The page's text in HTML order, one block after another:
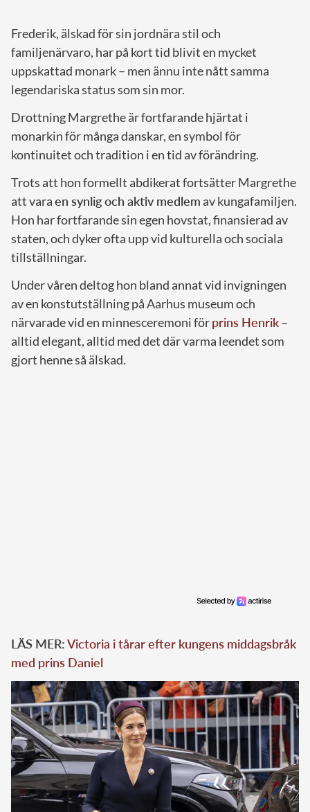
Frederik, älskad för sin jordnära stil och
familjenärvaro, har på kort tid blivit en mycket
uppskattad monark – men ännu inte nått samma
legendariska status som sin mor.
Drottning Margrethe är fortfarande hjärtat i
monarkin för många danskar, en symbol för
kontinuitet och tradition i en tid av förändring.
Trots att hon formellt abdikerat fortsätter Margrethe
att varaen synlig och aktiv medlem av kungafamiljen.
Hon har fortfarande sin egen hovstat, finansierad av
staten, och dyker ofta upp vid kulturella och sociala
tillställningar.
Under våren deltog hon bland annat vid invigningen
av en konstutställning på Aarhus museum och
närvarade vid en minnesceremoni förprins Henrik–
alltid elegant, alltid med det där varma leendet som
gjort henne så älskad.
LÄS MER:Victoria i tårar efter kungens middagsbråk
med prins Daniel